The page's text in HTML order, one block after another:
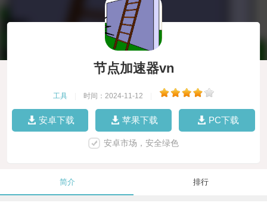
节点加速器vn
工具 时间：2024-11-12
安卓下载 苹果下载 PC下载
安卓市场，安全绿色
简介 排行